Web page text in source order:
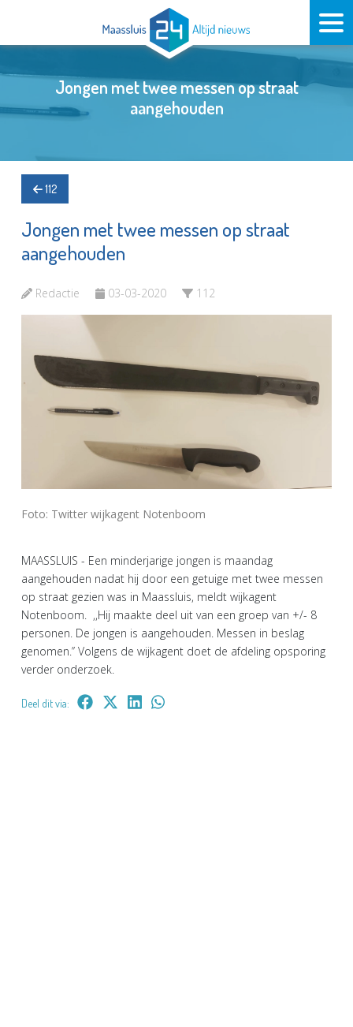
Jongen met twee messen op straat
aangehouden
112
Jongen met twee messen op straat
aangehouden
Redactie 03-03-2020 112
Foto: Twitter wijkagent Notenboom
MAASSLUIS - Een minderjarige jongen is maandag
aangehouden nadat hij door een getuige met twee messen
op straat gezien was in Maassluis, meldt wijkagent
Notenboom. ,,Hij maakte deel uit van een groep van +/- 8
personen. De jongen is aangehouden. Messen in beslag
genomen.’’ Volgens de wijkagent doet de afdeling opsporing
verder onderzoek.
Deel dit via: